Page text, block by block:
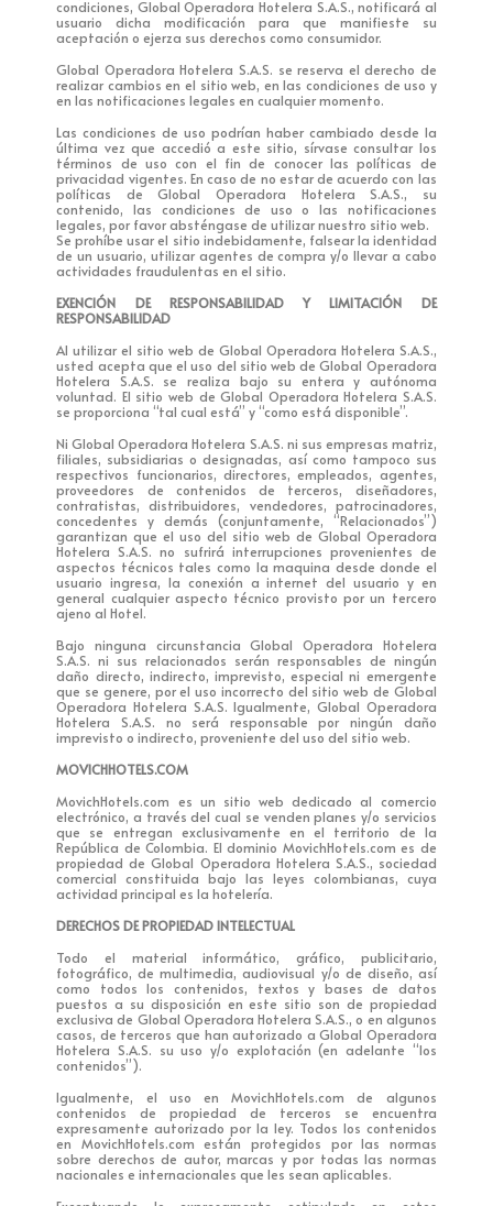
condiciones, Global Operadora Hotelera S.A.S., notificará al
usuario dicha modificación para que manifieste su
aceptación o ejerza sus derechos como consumidor.
Global Operadora Hotelera S.A.S. se reserva el derecho de
realizar cambios en el sitio web, en las condiciones de uso y
en las notificaciones legales en cualquier momento.
Las condiciones de uso podrían haber cambiado desde la
última vez que accedió a este sitio, sírvase consultar los
términos de uso con el fin de conocer las políticas de
privacidad vigentes. En caso de no estar de acuerdo con las
políticas de Global Operadora Hotelera S.A.S., su
contenido, las condiciones de uso o las notificaciones
legales, por favor absténgase de utilizar nuestro sitio web.
Se prohíbe usar el sitio indebidamente, falsear la identidad
de un usuario, utilizar agentes de compra y/o llevar a cabo
actividades fraudulentas en el sitio.
EXENCIÓN DE RESPONSABILIDAD Y LIMITACIÓN DE
RESPONSABILIDAD
Al utilizar el sitio web de Global Operadora Hotelera S.A.S.,
usted acepta que el uso del sitio web de Global Operadora
Hotelera S.A.S. se realiza bajo su entera y autónoma
voluntad. El sitio web de Global Operadora Hotelera S.A.S.
se proporciona “tal cual está” y “como está disponible”.
Ni Global Operadora Hotelera S.A.S. ni sus empresas matriz,
filiales, subsidiarias o designadas, así como tampoco sus
respectivos funcionarios, directores, empleados, agentes,
proveedores de contenidos de terceros, diseñadores,
contratistas, distribuidores, vendedores, patrocinadores,
concedentes y demás (conjuntamente, “Relacionados”)
garantizan que el uso del sitio web de Global Operadora
Hotelera S.A.S. no sufrirá interrupciones provenientes de
aspectos técnicos tales como la maquina desde donde el
usuario ingresa, la conexión a internet del usuario y en
general cualquier aspecto técnico provisto por un tercero
ajeno al Hotel.
Bajo ninguna circunstancia Global Operadora Hotelera
S.A.S. ni sus relacionados serán responsables de ningún
daño directo, indirecto, imprevisto, especial ni emergente
que se genere, por el uso incorrecto del sitio web de Global
Operadora Hotelera S.A.S. Igualmente, Global Operadora
Hotelera S.A.S. no será responsable por ningún daño
imprevisto o indirecto, proveniente del uso del sitio web.
MOVICHHOTELS.COM
MovichHotels.com es un sitio web dedicado al comercio
electrónico, a través del cual se venden planes y/o servicios
que se entregan exclusivamente en el territorio de la
República de Colombia. El dominio MovichHotels.com es de
propiedad de Global Operadora Hotelera S.A.S., sociedad
comercial constituida bajo las leyes colombianas, cuya
actividad principal es la hotelería.
DERECHOS DE PROPIEDAD INTELECTUAL
Todo el material informático, gráfico, publicitario,
fotográfico, de multimedia, audiovisual y/o de diseño, así
como todos los contenidos, textos y bases de datos
puestos a su disposición en este sitio son de propiedad
exclusiva de Global Operadora Hotelera S.A.S., o en algunos
casos, de terceros que han autorizado a Global Operadora
Hotelera S.A.S. su uso y/o explotación (en adelante “los
contenidos”).
Igualmente, el uso en MovichHotels.com de algunos
contenidos de propiedad de terceros se encuentra
expresamente autorizado por la ley. Todos los contenidos
en MovichHotels.com están protegidos por las normas
sobre derechos de autor, marcas y por todas las normas
nacionales e internacionales que les sean aplicables.